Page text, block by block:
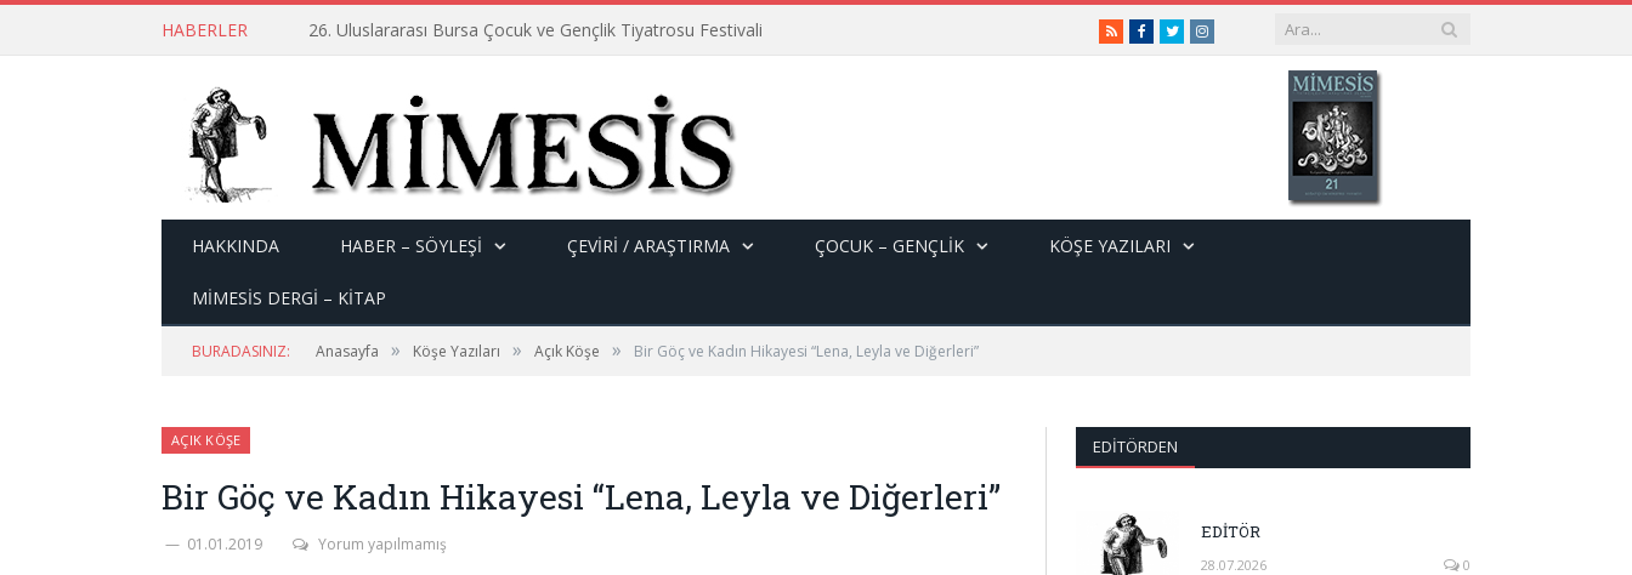
HABERLER 26. Uluslararası Bursa Çocuk ve Gençlik Tiyatrosu Festivali RSSFacebook
TwitterInstagram
HAKKINDA HABER – SÖYLEŞI ÇEVİRİ / ARAŞTIRMA ÇOCUK – GENÇLIK KÖŞE YAZILARI
MİMESİS DERGİ – KİTAP
BURADASINIZ: Anasayfa » Köşe Yazıları » Açık Köşe » Bir Göç ve Kadın Hikayesi “Lena, Leyla ve Diğerleri”
AÇIK KÖŞE
Bir Göç ve Kadın Hikayesi “Lena, Leyla ve Diğerleri”
01.01.2019 Yorum yapılmamış
EDITÖRDEN
EDİTÖR
28.07.2026 0